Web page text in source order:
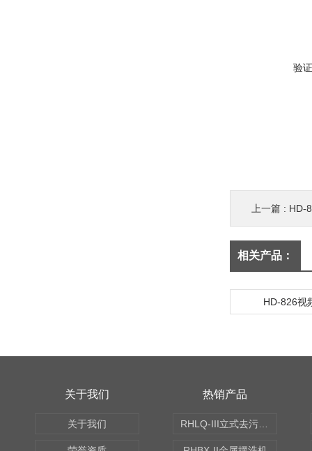
验
上一篇 : HD-
相关产品：
HD-826视
关于我们
关于我们
热销产品